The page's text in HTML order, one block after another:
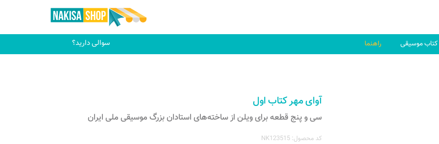
کتاب موسیقی راهنما سوالی دارید؟
آوای مهر کتاب اول
سی و پنج قطعه برای ویلن از ساخته‌های استادان بزرگ موسیقی ملی ایران
کد محصول: NK123515